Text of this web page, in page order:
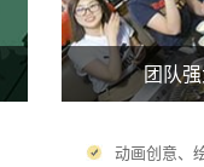
团队
动画创意、